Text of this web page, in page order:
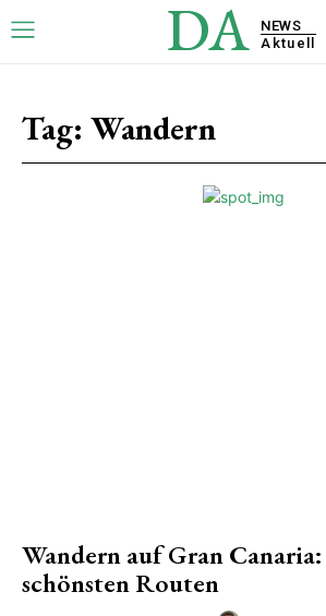
DA
NEWS
Aktuell
Tag: Wandern
Wandern auf Gran
schönsten Routen